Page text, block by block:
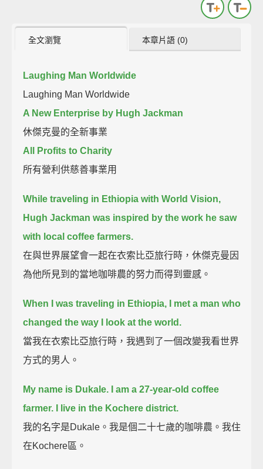
全文瀏覽 本章片語 (0)
Laughing Man Worldwide
Laughing Man Worldwide
A New Enterprise by Hugh Jackman
休傑克曼的全新事業
All Profits to Charity
所有營利供慈善事業用
While traveling in Ethiopia with World Vision,
Hugh Jackman was inspired by the work he saw
with local coffee farmers.
在與世界展望會一起在衣索比亞旅行時，休傑克曼因
為他所見到的當地咖啡農的努力而得到靈感。
When I was traveling in Ethiopia, I met a man who
changed the way I look at the world.
當我在衣索比亞旅行時，我遇到了一個改變我看世界
方式的男人。
My name is Dukale.
I am a 27-year-old coffee
farmer.
I live in the Kochere district.
我的名字是Dukale。我是個二十七歲的咖啡農。我住
在Kochere區。